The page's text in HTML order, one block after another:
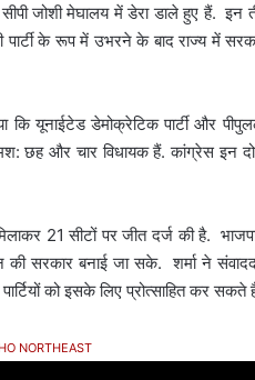
जोशी मेघालय में डेरा डाले हुए हैं. इन
के रूप में उभरने के बाद राज्य में
कि यूनाईटेड डेमोक्रेटिक पार्टी और
छह और चार विधायक हैं. कांग्रेस इन
21 सीटों पर जीत दर्ज की है.
सरकार बनाई जा सके. शर्मा ने
को इसके लिए प्रोत्साहित कर सकते
NORTHEAST